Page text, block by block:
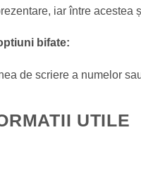
iar între acestea
bifate:
de scriere a numelor
UTILE